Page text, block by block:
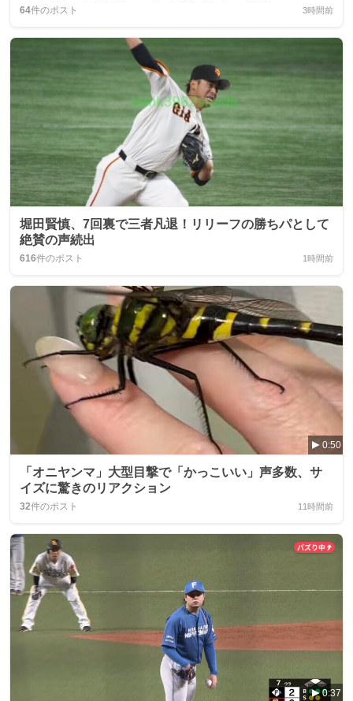
64件のポスト 3時間前
堀田賢慎、7回裏で三者凡退！リリーフの勝ちパとして
絶賛の声続出
616件のポスト 1時間前
0:50
「オニヤンマ」大型目撃で「かっこいい」声多数、サ
イズに驚きのリアクション
32件のポスト 11時間前
0:37